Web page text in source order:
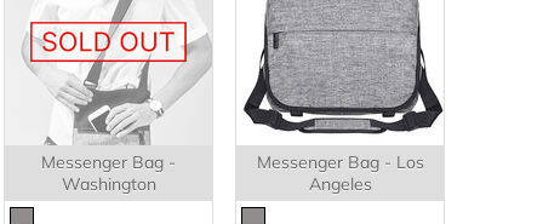
Messenger Bag -
Washington
Messenger Bag - Los
Angeles